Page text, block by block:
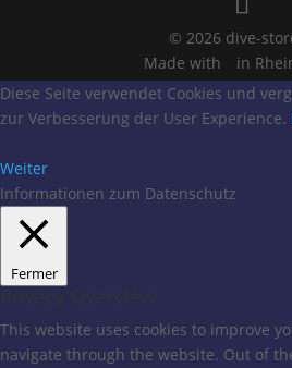
© 2026 dive-
Made with
in
Diese Seite verwendet Cookies und
zur Verbesserung der User Experience.
Weiter
Informationen zum Datenschutz
Fermer
Privacy Overview
This website uses cookies to improve
navigate through the website. Out of